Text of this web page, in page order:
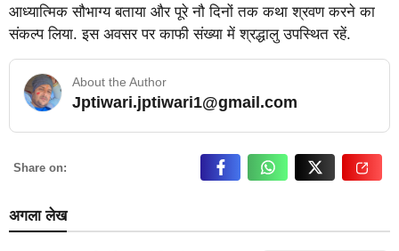
आध्यात्मिक सौभाग्य बताया और पूरे नौ दिनों तक कथा श्रवण करने का
संकल्प लिया. इस अवसर पर काफी संख्या में श्रद्धालु उपस्थित रहें.
About the Author
Jptiwari.jptiwari1@gmail.com… Read More
Share on:
अगला लेख